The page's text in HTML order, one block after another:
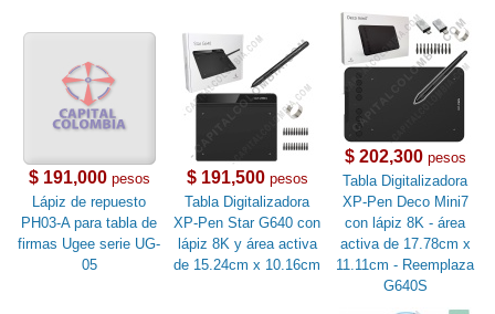
$ 191,000pesos
Lápiz de repuesto
PH03-A para tabla de
firmas Ugee serie UG-
05
$ 191,500pesos
Tabla Digitalizadora
XP-Pen Star G640 con
lápiz 8K y área activa
de 15.24cm x 10.16cm
$ 202,300pesos
Tabla Digitalizadora
XP-Pen Deco Mini7
con lápiz 8K - área
activa de 17.78cm x
11.11cm - Reemplaza
G640S